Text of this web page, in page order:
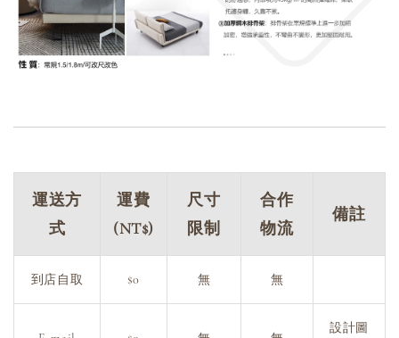
運送方
式
運費
(NT$)
尺寸
限制
合作
物流
備註
到店自取 $0 無 無
設計圖